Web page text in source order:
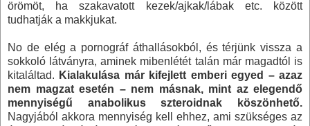
örömöt, ha szakavatott kezek/ajkak/lábak etc. között
tudhatják a makkjukat.
No de elég a pornográf áthallásokból, és térjünk vissza a
sokkoló látványra, aminek mibenlétét talán már magadtól is
kitaláltad. Kialakulása már kifejlett emberi egyed – azaz
nem magzat esetén – nem másnak, mint az elegendő
mennyiségű anabolikus szteroidnak köszönhető.
Nagyjából akkora mennyiség kell ehhez, ami szükséges az